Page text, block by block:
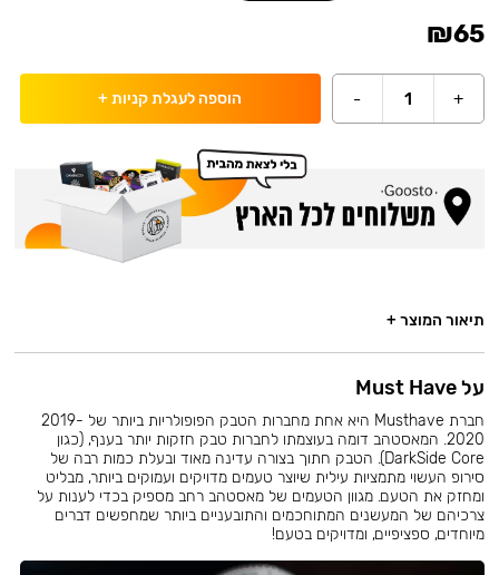
₪65
+
1
- הוספה לעגלת קניות +
תיאור המוצר +
על Must Have
חברת Musthave היא אחת מחברות הטבק הפופולריות ביותר של 2019-
2020. המאסטהב דומה בעוצמתו לחברות טבק חזקות יותר בענף, (כגון
DarkSide Core). הטבק חתוך בצורה עדינה מאוד ובעלת כמות רבה של
סירופ העשוי מתמציות עילית שיוצר טעמים מדויקים ועמוקים ביותר, מבליט
ומחזק את הטעם. מגוון הטעמים של מאסטהב רחב מספיק בכדי לענות על
צרכיהם של המעשנים המתוחכמים והתובעניים ביותר שמחפשים דברים
מיוחדים, ספציפיים, ומדויקים בטעם!